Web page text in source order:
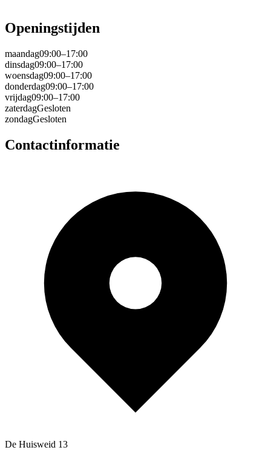
Openingstijden
maandag09:00–17:00
dinsdag09:00–17:00
woensdag09:00–17:00
donderdag09:00–17:00
vrijdag09:00–17:00
zaterdagGesloten
zondagGesloten
Contactinformatie
De Huisweid 13